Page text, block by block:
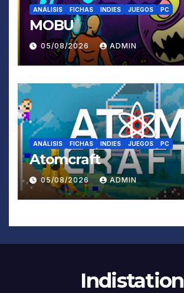
ANÁLISIS FICHAS INDIES JUEGOS PC
MOBU
05/08/2026 ADMIN
ANÁLISIS FICHAS INDIES JUEGOS PC
Atomcraft
05/08/2026 ADMIN
Indistation